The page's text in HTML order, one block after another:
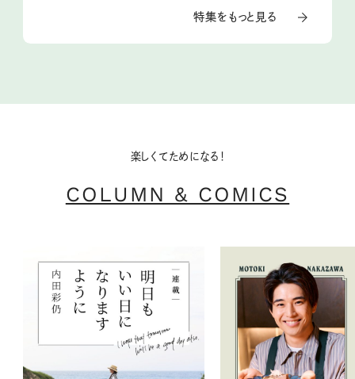
特集をもっと見る
楽しくてためになる！
COLUMN & COMICS